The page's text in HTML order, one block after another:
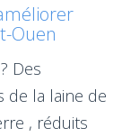
Ouen
Des
de la laine de
, réduits